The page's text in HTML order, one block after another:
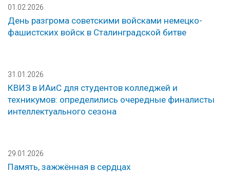
01.02.2026
День разгрома советскими войсками немецко-
фашистских войск в Сталинградской битве
31.01.2026
КВИЗ в ИАиС для студентов колледжей и
техникумов: определились очередные финалисты
интеллектуального сезона
29.01.2026
Память, зажжённая в сердцах